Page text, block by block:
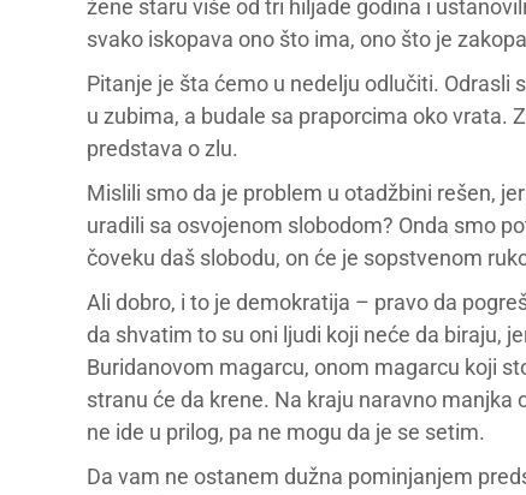
žene staru više od tri hiljade godina i
svako iskopava ono što ima, ono što je
Pitanje je šta ćemo u nedelju odlučiti.
u zubima, a budale sa praporcima oko vrata.
predstava o zlu.
Mislili smo da je problem u otadžbini rešen,
uradili sa osvojenom slobodom? Onda smo
čoveku daš slobodu, on će je sopstvenom
Ali dobro, i to je demokratija – pravo da
da shvatim to su oni ljudi koji neće da biraju,
Buridanovom magarcu, onom magarcu koji
stranu će da krene. Na kraju naravno manjka
ne ide u prilog, pa ne mogu da je se setim.
Da vam ne ostanem dužna pominjanjem